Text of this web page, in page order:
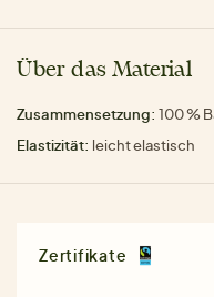
Über das Material
Zusammensetzung: 100 %
Elastizität: leicht elastisch
Zertifikate